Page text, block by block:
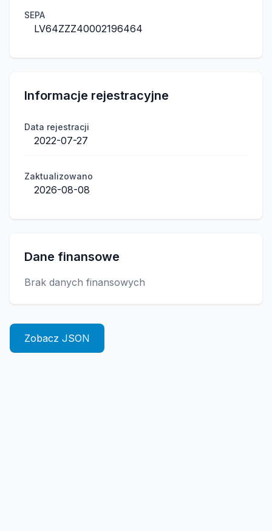
SEPA
LV64ZZZ40002196464
Informacje rejestracyjne
Data rejestracji
2022-07-27
Zaktualizowano
2026-08-08
Dane finansowe
Brak danych finansowych
Zobacz JSON